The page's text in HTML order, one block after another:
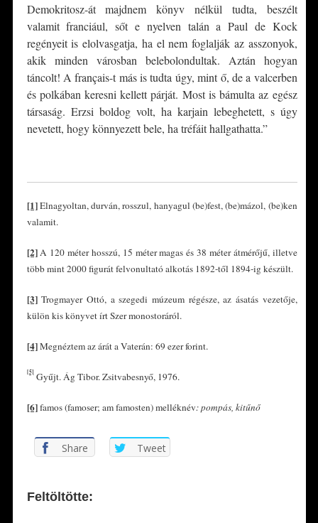
Demokritosz-át majdnem könyv nélkül tudta, beszélt
valamit franciául, sőt e nyelven talán a Paul de Kock
regényeit is elolvasgatja, ha el nem foglalják az asszonyok,
akik minden városban belebolondultak. Aztán hogyan
táncolt! A français-t más is tudta úgy, mint ő, de a valcerben
és polkában keresni kellett párját. Most is bámulta az egész
társaság. Erzsi boldog volt, ha karjain lebeghetett, s úgy
nevetett, hogy könnyezett bele, ha tréfáit hallgathatta.”
[1]Elnagyoltan, durván, rosszul, hanyagul (be)fest, (be)mázol, (be)ken
valamit.
[2]A 120 méter hosszú, 15 méter magas és 38 méter átmérőjű, illetve
több mint 2000 figurát felvonultató alkotás 1892-től 1894-ig készült.
[3]Trogmayer Ottó, a szegedi múzeum régésze, az ásatás vezetője,
külön kis könyvet írt Szer monostoráról.
[4]Megnéztem az árát a Vaterán: 69 ezer forint.
[5]Gyűjt. Ág Tibor. Zsitvabesnyő, 1976.
[6]famos (famoser; am famosten) melléknév: pompás, kitűnő
Share Tweet
Feltöltötte: